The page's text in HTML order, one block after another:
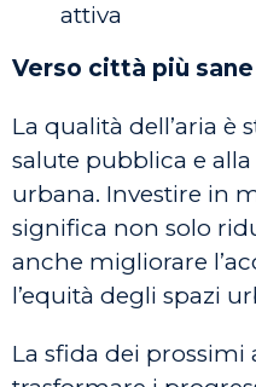
attiva
Verso città più
La qualità dell’aria è
salute pubblica e
urbana. Investire in
significa non solo
anche migliorare
l’equità degli spazi
La sfida dei prossimi